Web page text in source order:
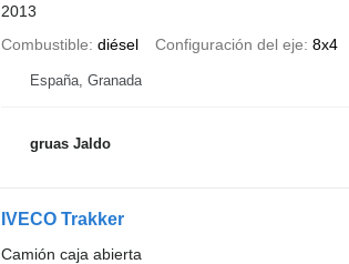
2013
Combustible diésel Configuración del eje 8x4
España, Granada
gruas Jaldo
IVECO Trakker
Camión caja abierta